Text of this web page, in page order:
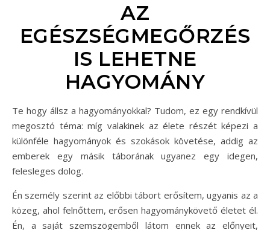
AZ
EGÉSZSÉGMEGŐRZÉS
IS LEHETNE
HAGYOMÁNY
Te hogy állsz a hagyományokkal? Tudom, ez egy rendkívül
megosztó téma: míg valakinek az élete részét képezi a
különféle hagyományok és szokások követése, addig az
emberek egy másik táborának ugyanez egy idegen,
felesleges dolog.
Én személy szerint az előbbi tábort erősítem, ugyanis az a
közeg, ahol felnőttem, erősen hagyománykövető életet él.
Én, a saját szemszögemből látom ennek az előnyeit,